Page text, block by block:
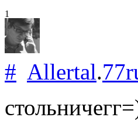
1
# Allertal.